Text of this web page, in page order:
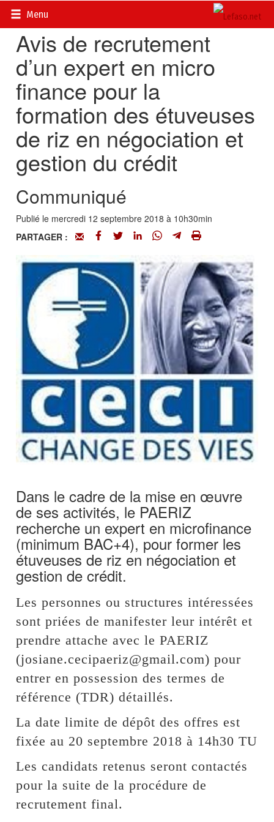
Menu
Accueil>
Avis de recrutement
d’un expert en micro
finance pour la
formation des étuveuses
de riz en négociation et
gestion du crédit
Communiqué
Publié le mercredi 12 septembre 2018 à 10h30min
PARTAGER :
Dans le cadre de la mise en œuvre
de ses activités, le PAERIZ
recherche un expert en microfinance
(minimum BAC+4), pour former les
étuveuses de riz en négociation et
gestion de crédit.
Les personnes ou structures intéressées
sont priées de manifester leur intérêt et
prendre attache avec le PAERIZ
(josiane.cecipaeriz@gmail.com) pour
entrer en possession des termes de
référence (TDR) détaillés.
La date limite de dépôt des offres est
fixée au 20 septembre 2018 à 14h30 TU
Les candidats retenus seront contactés
pour la suite de la procédure de
recrutement final.